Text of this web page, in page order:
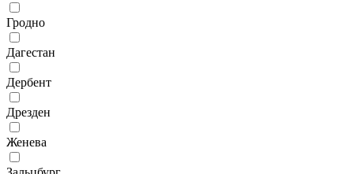
Гродно
Дагестан
Дербент
Дрезден
Женева